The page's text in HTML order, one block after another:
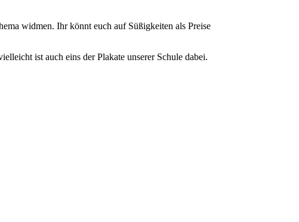
widmen. Ihr könnt euch auf Süßigkeiten als Preise
ist auch eins der Plakate unserer Schule dabei.